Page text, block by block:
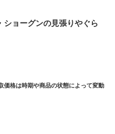
ショーグンの見張りやぐら
格は時期や商品の状態によって変動